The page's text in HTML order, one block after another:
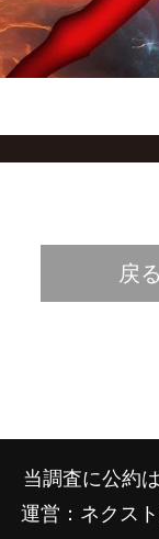
戻る
当調査に公約
運営：ネクス